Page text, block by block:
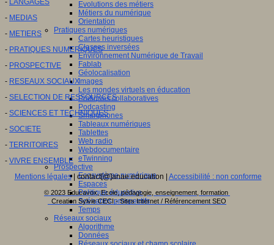
Evolutions des métiers
Métiers du numérique
Orientation
Pratiques numériques
Cartes heuristiques
Classes inversées
Environnement Numérique de Travail
Fablab
Géolocalisation
Images
Les mondes virtuels en éducation
Pratiques collaboratives
Podcasting
Smartphones
Tableaux numériques
Tablettes
Web radio
Webdocumentaire
eTwinning
Prospective
Ecosystème numérique
Espaces
Politique éducative
Scénarios prospectifs
Temps
Réseaux sociaux
Algorithme
Données
- LANGAGES
- MEDIAS
- METIERS
- PRATIQUES NUMERIQUES
- PROSPECTIVE
- RESEAUX SOCIAUX
- SELECTION DE RESSOURCES
- SCIENCES ET TECHNIQUES
- SOCIETE
- TERRITOIRES
- VIVRE ENSEMBLE
Mentions légales| contact[@]anae.education | Accessibilité : non conforme
© 2023 Educavox, Ecole, pédagogie, enseignement, formation
Creation Sylvie CECI - Sites Internet / Référencement SEO